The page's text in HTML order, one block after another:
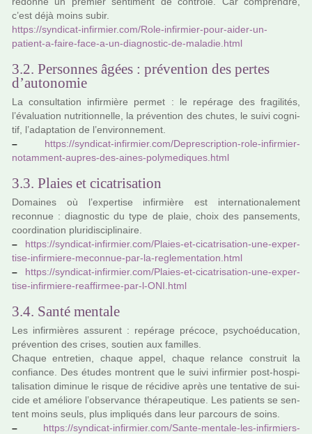
c’est déjà moins subir.
https://syn­di­cat-infir­mier.com/Role-infir­mier-pour-aider-un-
patient-a-faire-face-a-un-diag­nos­tic-de-mala­die.html
3.2. Personnes âgées : prévention des pertes
d’autonomie
La consul­ta­tion infir­mière permet : le repé­rage des fra­gi­li­tés,
l’évaluation nutri­tion­nelle, la pré­ven­tion des chutes, le suivi cog­ni­
tif, l’adap­ta­tion de l’envi­ron­ne­ment.
–
https://syn­di­cat-infir­mier.com/Deprescription-role-infir­mier-
notam­ment-aupres-des-aines-poly­me­di­ques.html
3.3. Plaies et cicatrisation
Domaines où l’exper­tise infir­mière est inter­na­tio­na­le­ment
reconnue : diag­nos­tic du type de plaie, choix des pan­se­ments,
coor­di­na­tion plu­ri­dis­ci­pli­naire.
–
https://syn­di­cat-infir­mier.com/Plaies-et-cica­tri­sa­tion-une-exper­
tise-infir­miere-meconnue-par-la-regle­men­ta­tion.html
–
https://syn­di­cat-infir­mier.com/Plaies-et-cica­tri­sa­tion-une-exper­
tise-infir­miere-reaf­fir­mee-par-l-ONI.html
3.4. Santé mentale
Les infir­miè­res assu­rent : repé­rage pré­coce, psy­choé­du­ca­tion,
pré­ven­tion des crises, sou­tien aux famil­les.
Chaque entre­tien, chaque appel, chaque relance cons­truit la
confiance. Des études mon­trent que le suivi infir­mier post-hos­pi­
ta­li­sa­tion dimi­nue le risque de réci­dive après une ten­ta­tive de sui­
cide et amé­liore l’obser­vance thé­ra­peu­ti­que. Les patients se sen­
tent moins seuls, plus impli­qués dans leur par­cours de soins.
–
https://syn­di­cat-infir­mier.com/Sante-men­tale-les-infir­miers-